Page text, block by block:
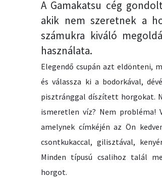
A Gamakatsu cég
akik nem szeretnek a
számukra kiváló
használata.
Elegendő csupán azt eldönteni,
és válassza ki a bodorkával,
pisztránggal díszített horgokat.
ismeretlen víz? Nem probléma!
amelynek címkéjén az Ön
csontkukaccal, gilisztával,
Minden típusú csalihoz talál
horgot.